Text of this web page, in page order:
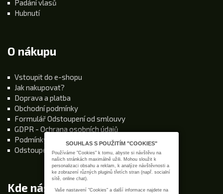
SOUHLAS S POUŽITÍM "COOKIES"
Používáme "Cookies" k tomu, abyste si návštěvu na
našich stránkách maximálně užili. Mohou sloužit k
personalizaci obsahu a reklam, k analýze návštěvnosti a
ke zobrazení různých pluginů třetích stran (např. socialní
sítě, online chat).
Vaše nastavení "Cookies" a další informace najdete na
Padání vlasů
Hubnutí
O nákupu
Vstoupit do e-shopu
Jak nakupovat?
Doprava a platba
Obchodní podmínky
Formulář Odstoupení od smlouvy
GDPR - Ochrana osobních údajů
Podmínky používání stránek
Odstoupení od kupní smlouvy
Kde nás najdete